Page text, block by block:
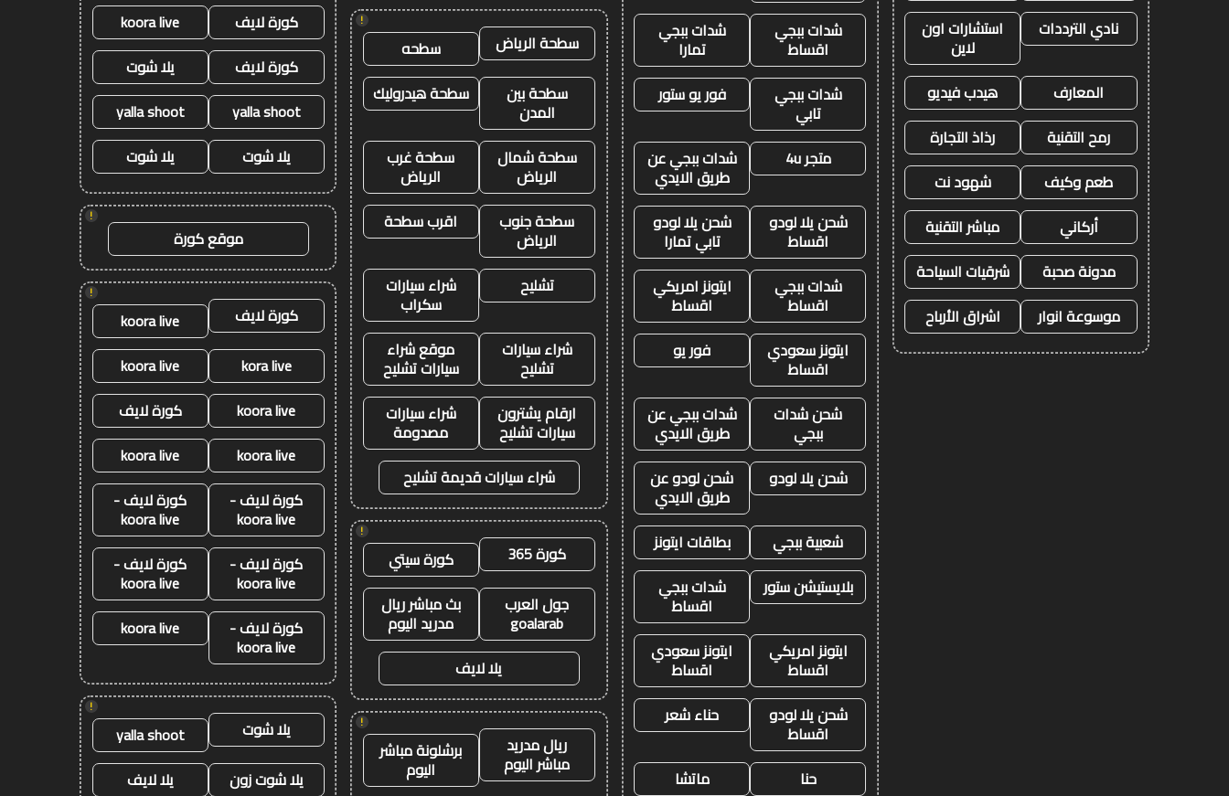
نادي الترددات
استشارات اون
لاين
المعارف
هيدب فيديو
رمح التقنية
رذاذ التجارة
طعم وكيف
شهود نت
أركاني
مباشر التقنية
مدونة صحبة
شرقيات السياحة
موسوعة انوار
اشراق الأرباح
شدات ببجي
اقساط
شدات ببجي
تمارا
شدات ببجي
تابي
فور يو ستور
متجر 4u شدات ببجي عن
طريق الايدي
شحن يلا لودو
اقساط
شحن يلا لودو
تابي تمارا
شدات ببجي
اقساط
ايتونز امريكي
اقساط
ايتونز سعودي
اقساط
فور يو
شحن شدات
ببجي
شدات ببجي عن
طريق الايدي
شحن يلا لودو
شحن لودو عن
طريق الايدي
شعبية ببجي
بطاقات ايتونز
بلايستيشن ستور
شدات ببجي
اقساط
ايتونز امريكي
اقساط
ايتونز سعودي
اقساط
شحن يلا لودو
اقساط
حناء شعر
حنا ماتشا
!
سطحة الرياض
سطحه
سطحة بين
المدن
سطحة هيدروليك
سطحة شمال
الرياض
سطحة غرب
الرياض
سطحة جنوب
الرياض
اقرب سطحة
تشليح شراء سيارات
سكراب
شراء سيارات
تشليح
موقع شراء
سيارات تشليح
ارقام يشترون
سيارات تشليح
شراء سيارات
مصدومة
شراء سيارات قديمة تشليح
!
كورة 365
كورة سيتي
جول العرب
goalarab
بث مباشر ريال
مدريد اليوم
يلا لايف
!
ريال مدريد
مباشر اليوم برشلونة مباشر
اليوم
كورة لايف
koora live
كورة لايف
يلا شوت
yalla shoot
yalla shoot
يلا شوت
يلا شوت
!
موقع كورة
!
كورة لايف
koora live
kora live
koora live
koora live
كورة لايف
koora live
koora live
كورة لايف -
koora live
كورة لايف -
koora live
كورة لايف -
koora live
كورة لايف -
koora live
كورة لايف -
koora live
koora live
!
يلا شوت
yalla shoot
يلا شوت زون
يلا لايف